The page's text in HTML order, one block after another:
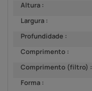
Altura :
Largura :
Profundidade :
Comprimento :
Comprimento (filtro) :
Forma :